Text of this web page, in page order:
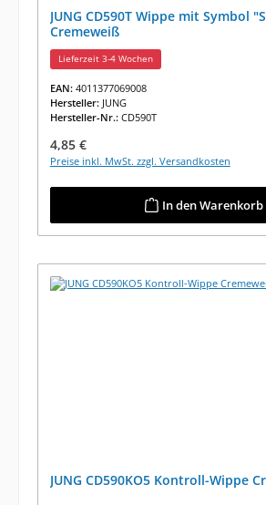
JUNG CD590T Wippe mit Symbol
Cremeweiß
Lieferzeit 3-4 Wochen
EAN: 4011377069008
Hersteller: JUNG
Hersteller-Nr.: CD590T
Regulärer Preis:
4,85 €
Preise inkl. MwSt. zzgl. Versandkosten
In den Warenkorb
JUNG CD590KO5 Kontroll-Wippe